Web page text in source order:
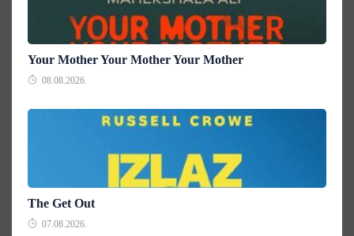
Your Mother Your Mother Your Mother
08.08.2026.
The Get Out
07.08.2026.